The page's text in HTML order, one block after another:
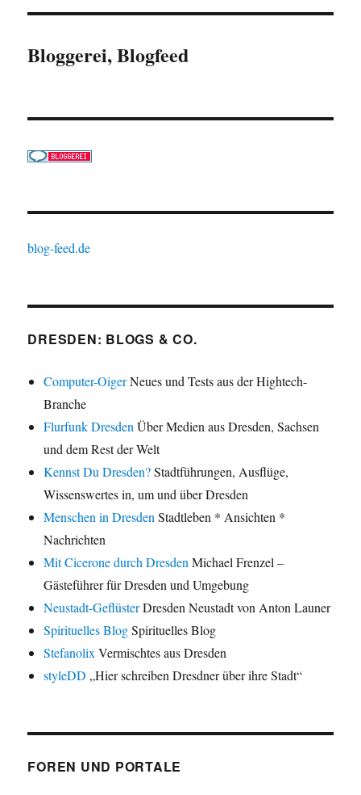
Bloggerei, Blogfeed
blog-feed.de
DRESDEN: BLOGS & CO.
Computer-OigerNeues und Tests aus der Hightech-
Branche
Flurfunk Dresden Über Medien aus Dresden, Sachsen
und dem Rest der Welt
Kennst Du Dresden?Stadtführungen, Ausflüge,
Wissenswertes in, um und über Dresden
Menschen in Dresden Stadtleben * Ansichten *
Nachrichten
Mit Cicerone durch Dresden Michael Frenzel –
Gästeführer für Dresden und Umgebung
Neustadt-GeflüsterDresden Neustadt von Anton Launer
Spirituelles BlogSpirituelles Blog
Stefanolix Vermischtes aus Dresden
styleDD „Hier schreiben Dresdner über ihre Stadt“
FOREN UND PORTALE